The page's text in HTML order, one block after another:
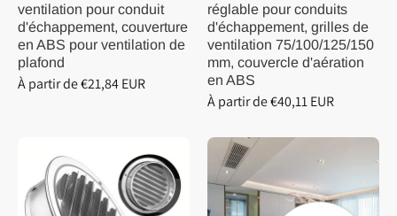
ventilation pour conduit
d'échappement, couverture
en ABS pour ventilation de
plafond
À partir de €21,84 EUR
réglable pour conduits
d'échappement, grilles de
ventilation 75/100/125/150
mm, couvercle d'aération
en ABS
À partir de €40,11 EUR